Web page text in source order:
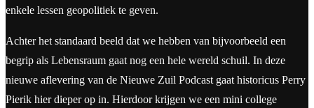
enkele lessen geopolitiek te geven.
Achter het standaard beeld dat we hebben van bijvoorbeeld een
begrip als Lebensraum gaat nog een hele wereld schuil. In deze
nieuwe aflevering van de Nieuwe Zuil Podcast gaat historicus Perry
Pierik hier dieper op in. Hierdoor krijgen we een mini college